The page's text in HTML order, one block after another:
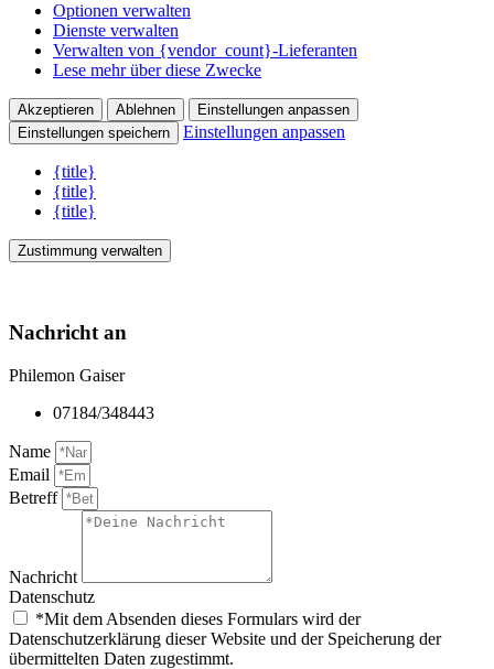
Optionen verwalten
Dienste verwalten
Verwalten von {vendor_count}-Lieferanten
Lese mehr über diese Zwecke
Akzeptieren Ablehnen
Einstellungen anpassen
Einstellungen speichern
Einstellungen anpassen
{title}
{title}
{title}
Zustimmung verwalten
Nachricht an
Philemon Gaiser
07184/348443
Name
Email
Betreff
Nachricht
Datenschutz
*Mit dem Absenden dieses Formulars wird der
Datenschutzerklärung dieser Website und der Speicherung der
übermittelten Daten zugestimmt.